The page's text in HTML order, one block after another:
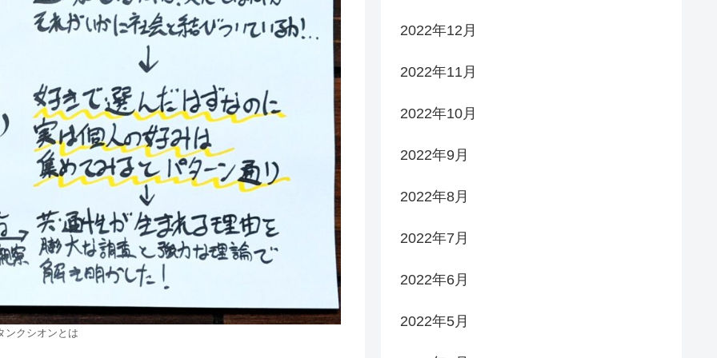
ンクシオンとは
2022年12月
2022年11月
2022年10月
2022年9月
2022年8月
2022年7月
2022年6月
2022年5月